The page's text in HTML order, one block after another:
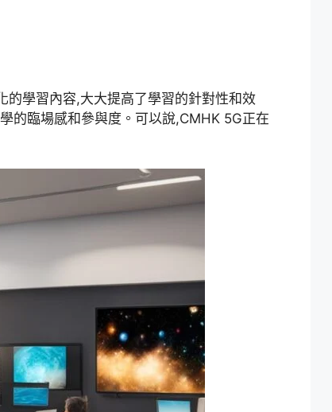
的學習內容,大大提高了學習的針對性和效
的臨場感和參與度。可以說,CMHK 5G正在